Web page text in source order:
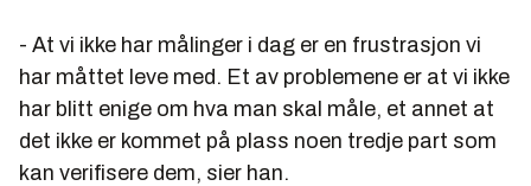
- At vi ikke har målinger i dag er en frustrasjon vi
har måttet leve med. Et av problemene er at vi ikke
har blitt enige om hva man skal måle, et annet at
det ikke er kommet på plass noen tredje part som
kan verifisere dem, sier han.